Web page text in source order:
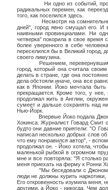
Ни одно из событий,
радикальных перемен, как
того, как поселился здесь.
Несмотря на сомнительный
дней", город явно смущал его. И
наивными провинциалами. Ни
четверка" покорила в свое время
более уверенного в себе
переселился бы в Великий город,
своего лимузина.
Решением, перевернувшим его
город, который она считала
делать в стране, где она
дела обстояли иначе, она все
как в Японии. Йоко мечтала
прекращается. Кроме того, у
продолжал жить в Англии,
сумеет и дальше сохранять над
Нью-Йорк.
Впервые Йоко подала Джону
Хокинса. Журналист Говард Смит
будто они давние приятели: "О
написал несколько добрых слов
что ему понравился автор", -
продолжал он. - Йоко хотела,
маленькой рыбкой в огромном
мне и все повторяла: "Я столько
меня приехать на ферму к Ронни
"Мы беседовали с Джоном два
люди не должны курить
Его откровенность изумила
другими, а Йоко - никогда. Чем